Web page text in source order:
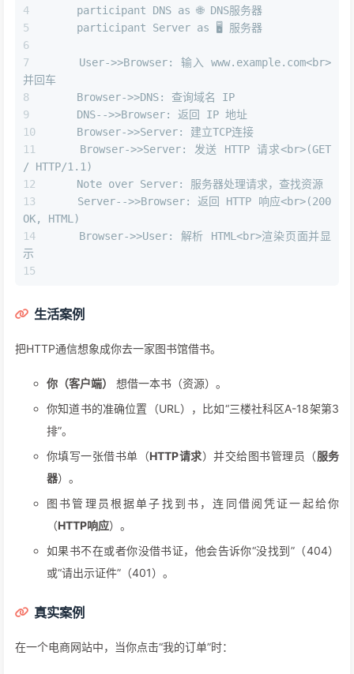
    participant DNS as 🌐 DNS服务器
    participant Server as 🖥️ 服务器
    User->>Browser: 输入 www.example.com<br>
并回车
    Browser->>DNS: 查询域名 IP
    DNS-->>Browser: 返回 IP 地址
    Browser->>Server: 建立TCP连接
    Browser->>Server: 发送 HTTP 请求<br>(GET
/ HTTP/1.1)
    Note over Server: 服务器处理请求，查找资源
    Server-->>Browser: 返回 HTTP 响应<br>(200
OK, HTML)
    Browser->>User: 解析 HTML<br>渲染页面并显
示
生活案例
把HTTP通信想象成你去一家图书馆借书。
你（客户端）
想借一本书（资源）。
你知道书的准确位置（URL），比如“三楼社科区A-18架第3
排”。
你填写一张借书单（HTTP请求）并交给图书管理员（服务
器）。
图书管理员根据单子找到书，连同借阅凭证一起给你
（HTTP响应）。
如果书不在或者你没借书证，他会告诉你“没找到”（404）
或“请出示证件”（401）。
真实案例
在一个电商网站中，当你点击“我的订单”时：